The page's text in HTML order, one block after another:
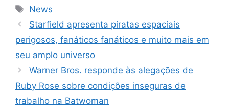
Tags
News
Starfield apresenta piratas espaciais
perigosos, fanáticos fanáticos e muito mais em
seu amplo universo
Warner Bros. responde às alegações de
Ruby Rose sobre condições inseguras de
trabalho na Batwoman